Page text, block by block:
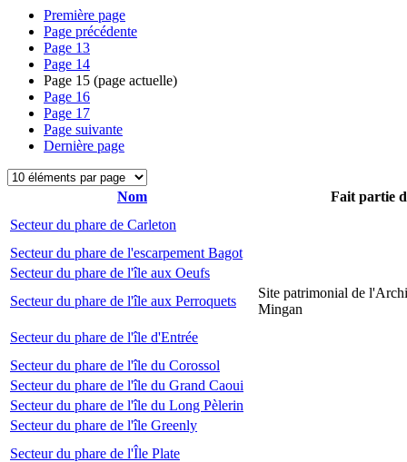
Première page
Page précédente
Page 13
Page 14
Page 15 (page actuelle)
Page 16
Page 17
Page suivante
Dernière page
Nom
Fait partie
Secteur du phare de Carleton
Secteur du phare de l'escarpement Bagot
Secteur du phare de l'île aux Oeufs
Secteur du phare de l'île aux Perroquets
Site patrimonial de
Mingan
Secteur du phare de l'île d'Entrée
Secteur du phare de l'île du Corossol
Secteur du phare de l'île du Grand Caoui
Secteur du phare de l'île du Long Pèlerin
Secteur du phare de l'île Greenly
Secteur du phare de l'Île Plate